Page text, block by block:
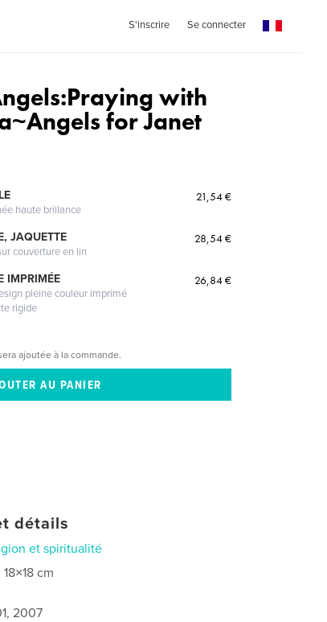
S'inscrire Se connecter
with
for Janet
haute brillance
21,54 €
JAQUETTE
couverture en lin
28,54 €
IMPRIMÉE
pleine couleur imprimé
rigide
26,84 €
ajoutée à la commande.
détails
et spiritualité
cm
2007